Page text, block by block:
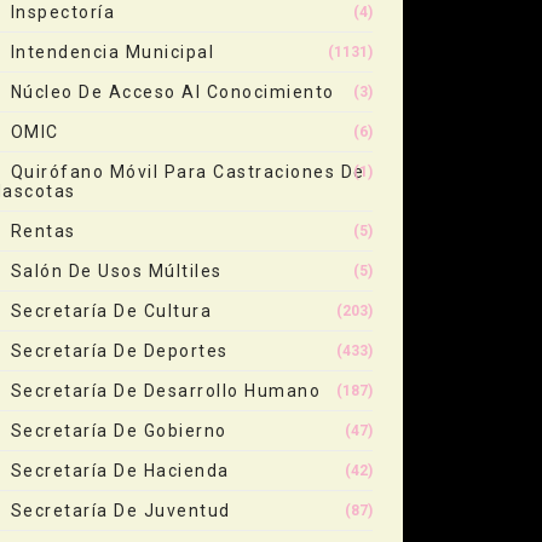
Inspectoría (4)
Intendencia Municipal (1131)
Núcleo De Acceso Al Conocimiento (3)
OMIC (6)
Quirófano Móvil Para Castraciones De(1)
Rentas (5)
Salón De Usos Múltiles (5)
Secretaría De Cultura (203)
Secretaría De Deportes (433)
Secretaría De Desarrollo Humano (187)
Secretaría De Gobierno (47)
Secretaría De Hacienda (42)
Secretaría De Juventud (87)